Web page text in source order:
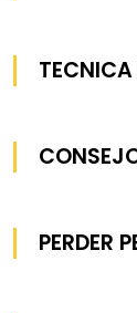
TECNICA
PERDER